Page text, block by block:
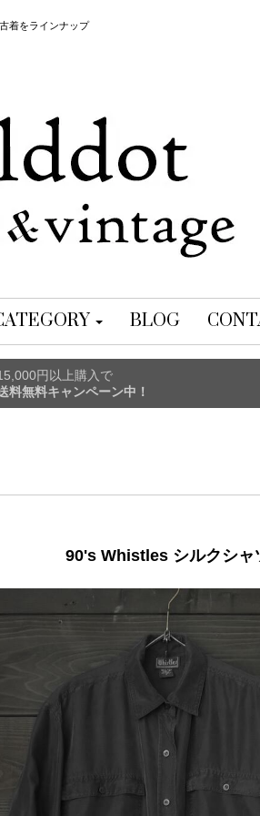
着をラインナップ
BLOG
円以上購入で
料無料キャンペーン中！
90's Whistles シルクシャ